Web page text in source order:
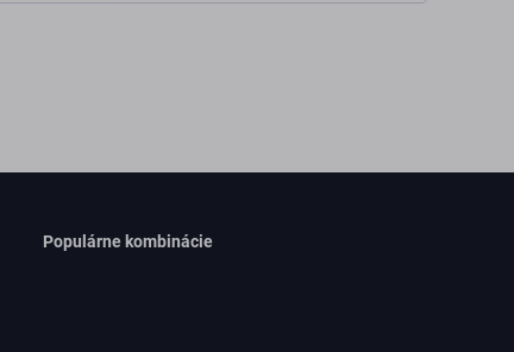
Populárne kombinácie